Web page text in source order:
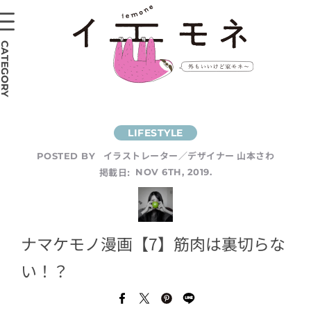
POSTED BY
イラストレーター／デザイナー 山本さわ
掲載日:
NOV 6TH, 2019.
ナマケモノ漫画【7】筋肉は裏切らな
い！？